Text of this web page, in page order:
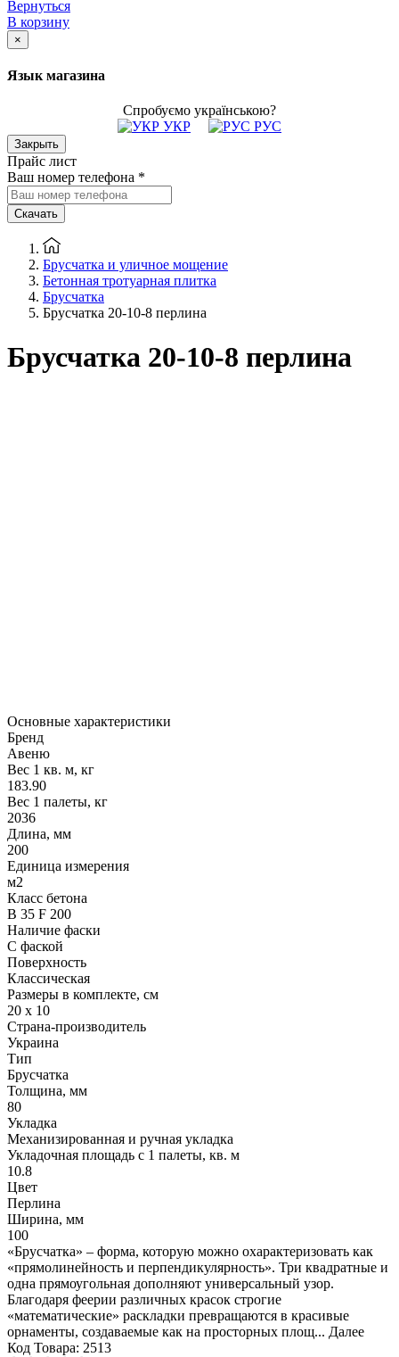
Вернуться
В корзину
×
Язык магазина
Спробуємо українською?
УКР
РУС
Закрыть
Прайс лист
Ваш номер телефона *
Скачать
Брусчатка и уличное мощение
Бетонная тротуарная плитка
Брусчатка
Брусчатка 20-10-8 перлина
Брусчатка 20-10-8 перлина
Основные характеристики
Бренд
Авеню
Вес 1 кв. м, кг
183.90
Вес 1 палеты, кг
2036
Длина, мм
200
Единица измерения
м2
Класс бетона
В 35 F 200
Наличие фаски
С фаской
Поверхность
Классическая
Размеры в комплекте, см
20 х 10
Страна-производитель
Украина
Тип
Брусчатка
Толщина, мм
80
Укладка
Механизированная и ручная укладка
Укладочная площадь с 1 палеты, кв. м
10.8
Цвет
Перлина
Ширина, мм
100
«Брусчатка» – форма, которую можно охарактеризовать как
«прямолинейность и перпендикулярность». Три квадратные и
одна прямоугольная дополняют универсальный узор.
Благодаря феерии различных красок строгие
«математические» раскладки превращаются в красивые
орнаменты, создаваемые как на просторных площ... Далее
Код Товара: 2513